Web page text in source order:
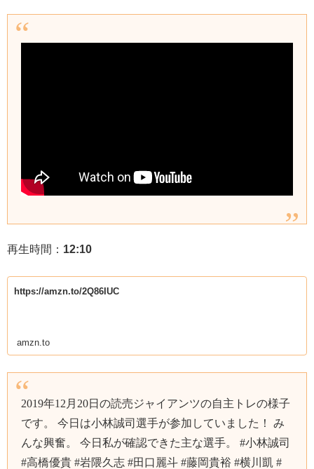
再生時間： 12:10
https://amzn.to/2Q86IUC
amzn.to
2019年12月20日の読売ジャイアンツの自主トレの様子
です。 今日は小林誠司選手が参加していました！ み
んな興奮。 今日私が確認できた主な選手。 #小林誠司
#高橋優貴 #岩隈久志 #田口麗斗 #藤岡貴裕 #横川凱 #